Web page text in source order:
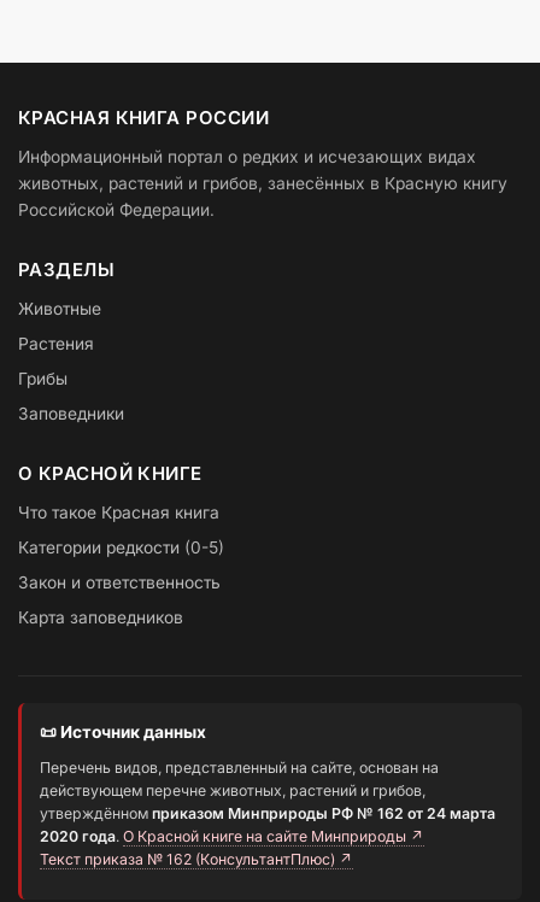
КРАСНАЯ КНИГА РОССИИ
Информационный портал о редких и исчезающих видах
животных, растений и грибов, занесённых в Красную книгу
Российской Федерации.
РАЗДЕЛЫ
Животные
Растения
Грибы
Заповедники
О КРАСНОЙ КНИГЕ
Что такое Красная книга
Категории редкости (0-5)
Закон и ответственность
Карта заповедников
📜 Источник данных
Перечень видов, представленный на сайте, основан на
действующем перечне животных, растений и грибов,
утверждённом приказом Минприроды РФ № 162 от 24 марта
2020 года. О Красной книге на сайте Минприроды ↗
Текст приказа № 162 (КонсультантПлюс) ↗